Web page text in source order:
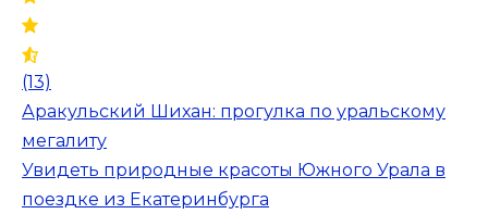
(13)
Аракульский Шихан: прогулка по уральскому
мегалиту
Увидеть природные красоты Южного Урала в
поездке из Екатеринбурга